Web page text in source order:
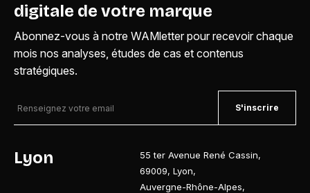
digitale de votre marque
Abonnez-vous à notre WAMletter pour recevoir chaque
mois nos analyses, études de cas et contenus
stratégiques.
S'inscrire
Lyon 55 ter Avenue René Cassin,
69009,Lyon,
Auvergne-Rhône-Alpes,